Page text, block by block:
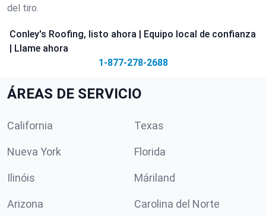
del tiro.
Conley's Roofing, listo ahora | Equipo local de confianza
| Llame ahora
1-877-278-2688
ÁREAS DE SERVICIO
California Texas
Nueva York Florida
Ilinóis Máriland
Arizona Carolina del Norte